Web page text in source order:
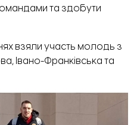
та здобути
взяли участь молодь з
Івано-Франківська та